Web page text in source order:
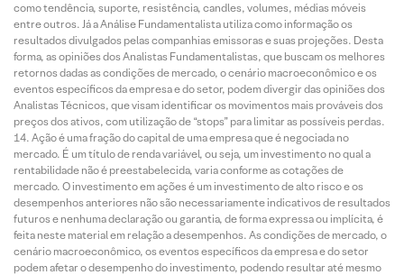
como tendência, suporte, resistência, candles, volumes, médias móveis
entre outros. Já a Análise Fundamentalista utiliza como informação os
resultados divulgados pelas companhias emissoras e suas projeções. Desta
forma, as opiniões dos Analistas Fundamentalistas, que buscam os melhores
retornos dadas as condições de mercado, o cenário macroeconômico e os
eventos específicos da empresa e do setor, podem divergir das opiniões dos
Analistas Técnicos, que visam identificar os movimentos mais prováveis dos
preços dos ativos, com utilização de “stops” para limitar as possíveis perdas.
Ação é uma fração do capital de uma empresa que é negociada no
mercado. É um título de renda variável, ou seja, um investimento no qual a
rentabilidade não é preestabelecida, varia conforme as cotações de
mercado. O investimento em ações é um investimento de alto risco e os
desempenhos anteriores não são necessariamente indicativos de resultados
futuros e nenhuma declaração ou garantia, de forma expressa ou implícita, é
feita neste material em relação a desempenhos. As condições de mercado, o
cenário macroeconômico, os eventos específicos da empresa e do setor
podem afetar o desempenho do investimento, podendo resultar até mesmo